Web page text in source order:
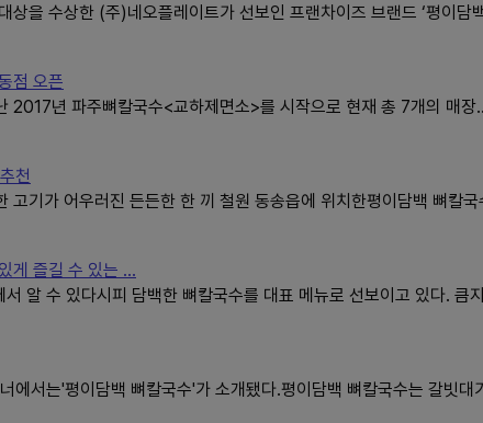
을 수상한 (주)네오플레이트가 선보인 프랜차이즈 브랜드 ‘평이담
점 오픈
2017년 파주뼈칼국수<교하제면소>를 시작으로 현재 총 7개의 매
천
기가 어우러진 든든한 한 끼 철원 동송읍에 위치한평이담백 뼈칼
게 즐길 수 있는 ...
서 알 수 있다시피 담백한 뼈칼국수를 대표 메뉴로 선보이고 있다. 큼
에서는'평이담백 뼈칼국수'가 소개됐다.평이담백 뼈칼국수는 갈빗대